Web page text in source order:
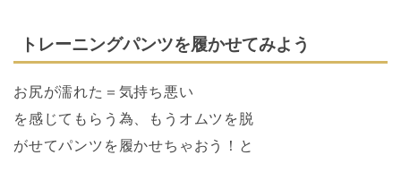
トレーニングパンツを履かせてみよう
お尻が濡れた＝気持ち悪い
を感じてもらう為、もうオムツを脱
がせてパンツを履かせちゃおう！と